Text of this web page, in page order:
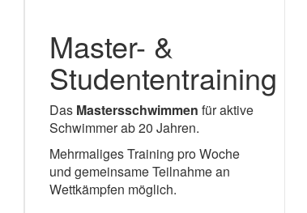
Master- &
Studententraining
Das Mastersschwimmen für aktive
Schwimmer ab 20 Jahren.
Mehrmaliges Training pro Woche
und gemeinsame Teilnahme an
Wettkämpfen möglich.